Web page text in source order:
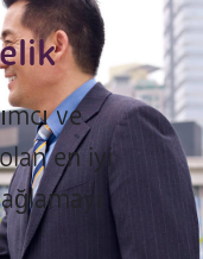
ve
en iyi